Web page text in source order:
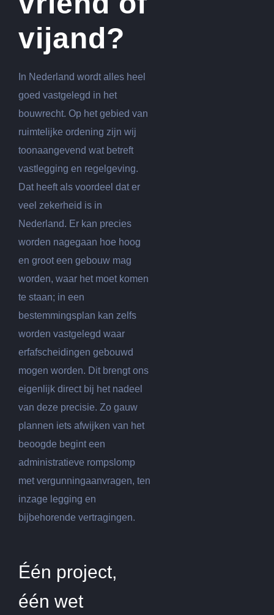
vijand?
In Nederland wordt alles heel
goed vastgelegd in het
bouwrecht. Op het gebied van
ruimtelijke ordening zijn wij
toonaangevend wat betreft
vastlegging en regelgeving.
Dat heeft als voordeel dat er
veel zekerheid is in
Nederland. Er kan precies
worden nagegaan hoe hoog
en groot een gebouw mag
worden, waar het moet komen
te staan; in een
bestemmingsplan kan zelfs
worden vastgelegd waar
erfafscheidingen gebouwd
mogen worden. Dit brengt ons
eigenlijk direct bij het nadeel
van deze precisie. Zo gauw
plannen iets afwijken van het
beoogde begint een
administratieve rompslomp
met vergunningaanvragen, ten
inzage legging en
bijbehorende vertragingen.
Één project,
één wet